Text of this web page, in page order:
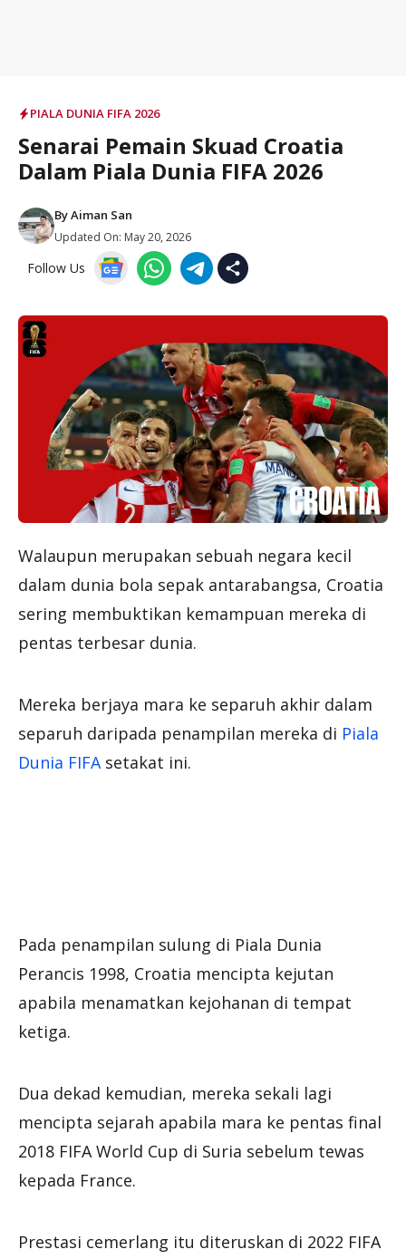
PIALA DUNIA FIFA 2026
Senarai Pemain Skuad Croatia
Dalam Piala Dunia FIFA 2026
ByAiman San
Updated On: May 20, 2026
Follow Us
Walaupun merupakan sebuah negara kecil
dalam dunia bola sepak antarabangsa, Croatia
sering membuktikan kemampuan mereka di
pentas terbesar dunia.
Mereka berjaya mara ke separuh akhir dalam
separuh daripada penampilan mereka di Piala
Dunia FIFAsetakat ini.
Pada penampilan sulung di Piala Dunia
Perancis 1998, Croatia mencipta kejutan
apabila menamatkan kejohanan di tempat
ketiga.
Dua dekad kemudian, mereka sekali lagi
mencipta sejarah apabila mara ke pentas final
2018 FIFA World Cup di Suria sebelum tewas
kepada France.
Prestasi cemerlang itu diteruskan di 2022 FIFA